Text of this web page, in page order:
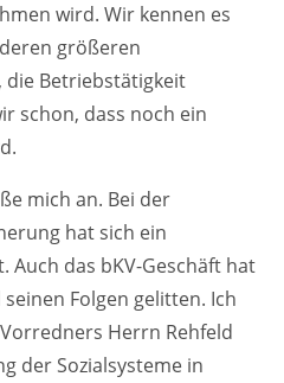
wird. Wir kennen es
größeren
Betriebstätigkeit
schon, dass noch ein
mich an. Bei der
hat sich ein
Auch das bKV-Geschäft hat
Folgen gelitten. Ich
Herrn Rehfeld
der Sozialsysteme in